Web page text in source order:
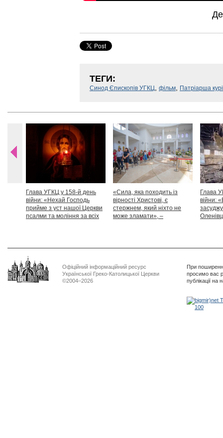
ТЕГИ:
Синод Єпископів УГКЦ фільм Патріарша
Глава УГКЦ у 158-й день
війни: «Нехай Господь
прийме з уст нашої Церкви
псалми та моління за всіх
«Сила, яка походить із
вірності Христові, є
стержнем, який ніхто не
може зламати», –
Глава
війни:
Офіційний інформаційний ресурс
Української Греко-Католицької Церкви
©2004–2026
При
просимо вас
публікації на